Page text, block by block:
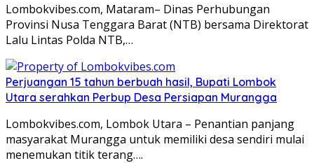
Lombokvibes.com, Mataram– Dinas Perhubungan
Provinsi Nusa Tenggara Barat (NTB) bersama Direktorat
Lalu Lintas Polda NTB,…
Perjuangan 15 tahun berbuah hasil, Bupati Lombok
Utara serahkan Perbup Desa Persiapan Murangga
Lombokvibes.com, Lombok Utara – Penantian panjang
masyarakat Murangga untuk memiliki desa sendiri mulai
menemukan titik terang….